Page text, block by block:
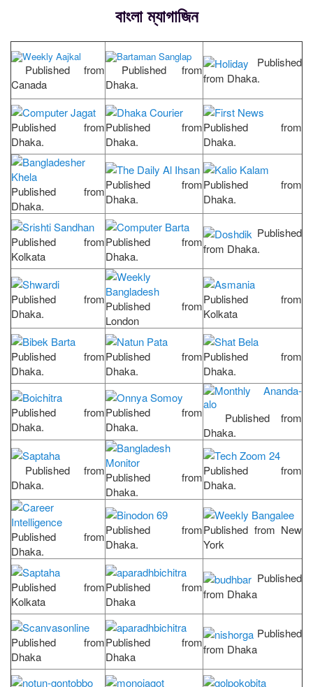
বাংলা ম্যাগাজিন
Published from
Canada
Published from
Dhaka.
Published
from Dhaka.
Published from
Dhaka.
Published from
Dhaka.
Published from
Dhaka.
Published from
Dhaka.
Published from
Dhaka.
Published from
Dhaka.
Published from
Kolkata
Published from
Dhaka.
Published
from Dhaka.
Published from
Dhaka.
Published from
London
Published from
Kolkata
Published from
Dhaka.
Published from
Dhaka.
Published from
Dhaka.
Published from
Dhaka.
Published from
Dhaka.
Published from
Dhaka.
Published from
Dhaka.
Published from
Dhaka.
Published from
Dhaka.
Published from
Dhaka.
Published from
Dhaka.
Published from New
York
Published from
Kolkata
Published from
Dhaka
Published
from Dhaka
Published from
Dhaka
Published from
Dhaka
Published
from Dhaka